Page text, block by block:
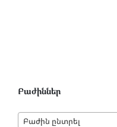
Բաժիններ
Բաժին ընտրել